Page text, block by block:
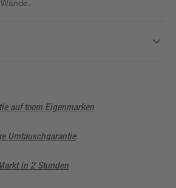
auf toom Eigenmarken
Umtauschgarantie
in 2 Stunden